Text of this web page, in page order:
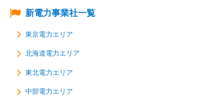
新電力事業社一覧
東京電力エリア
北海道電力エリア
東北電力エリア
中部電力エリア